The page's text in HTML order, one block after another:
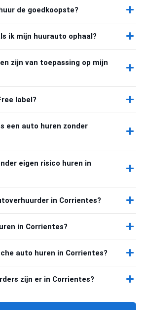
de goedkoopste?
ik mijn huurauto ophaal?
zijn van toepassing op mijn
label?
een auto huren zonder
eigen risico huren in
in Corrientes?
in Corrientes?
auto huren in Corrientes?
zijn er in Corrientes?